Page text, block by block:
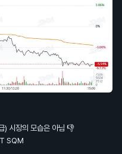
) 시장의 모습은 아님 👎
SQM